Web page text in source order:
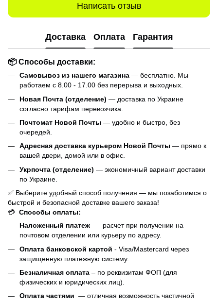
Написать отзыв
Доставка Оплата Гарантия
📦 Способы доставки:
Самовывоз из нашего магазина — бесплатно. Мы
работаем с 8.00 - 17.00 без перерыва и выходных.
Новая Почта (отделение) — доставка по Украине
согласно тарифам перевозчика.
Почтомат Новой Почты — удобно и быстро, без
очередей.
Адресная доставка курьером Новой Почты — прямо к
вашей двери, домой или в офис.
Укрпочта (отделение) — экономичный вариант доставки
по Украине.
✅ Выберите удобный способ получения — мы позаботимся о
быстрой и безопасной доставке вашего заказа!
💳 Способы оплаты:
Наложенный платеж — расчет при получении на
почтовом отделении или курьеру по адресу.
Оплата банковской картой - Visa/Mastercard через
защищенную платежную систему.
Безналичная оплата – по реквизитам ФОП (для
физических и юридических лиц).
Оплата частями — отличная возможность частичной